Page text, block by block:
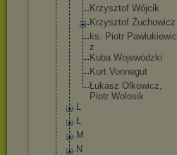
Krzysztof Wójcik
Krzysztof Żuchowicz
ks. Piotr Pawlukiewic
z
Kuba Wojewódzki
Kurt Vonnegut
Łukasz Olkowicz,
Piotr Wolosik
L
Ł
M
N